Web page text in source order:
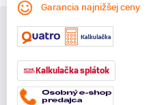
Garancia najnižšej ceny
Kalkulačka splátok